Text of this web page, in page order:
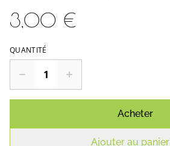
3,00 €
QUANTITÉ
Acheter
Ajouter au panier